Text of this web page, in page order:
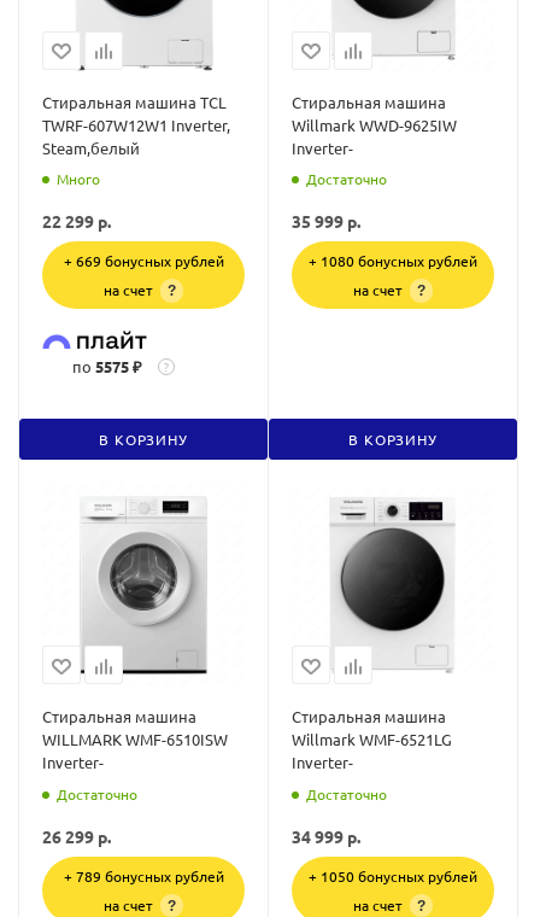
Стиральная машина TCL
TWRF-607W12W1 Inverter,
Steam,белый
Много
22 299 р.
+ 669 бонусных рублей
на счет
?
по 5575 ₽ ?
В КОРЗИНУ
Стиральная машина
Willmark WWD-9625IW
Inverter-
Достаточно
35 999 р.
+ 1080 бонусных рублей
на счет
?
В КОРЗИНУ
Стиральная машина
WILLMARK WMF-6510ISW
Inverter-
Достаточно
26 299 р.
+ 789 бонусных рублей
на счет
?
Стиральная машина
Willmark WMF-6521LG
Inverter-
Достаточно
34 999 р.
+ 1050 бонусных рублей
на счет
?